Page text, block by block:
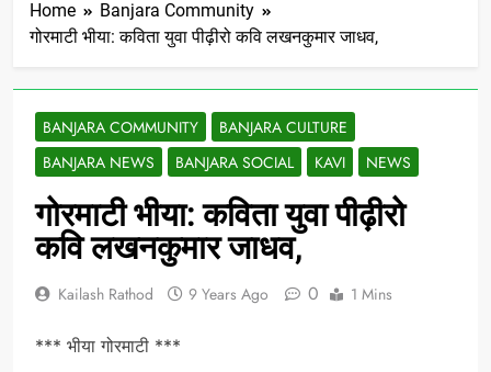
Home
Banjara Community
गोरमाटी भीया: कविता युवा पीढ़ीरो कवि लखनकुमार जाधव,
BANJARA COMMUNITY
BANJARA CULTURE
BANJARA NEWS
BANJARA SOCIAL KAVI NEWS
गोरमाटी भीया: कविता युवा पीढ़ीरो
कवि लखनकुमार जाधव,
Kailash Rathod 9 Years Ago 0 1 Mins
*** भीया गोरमाटी ***